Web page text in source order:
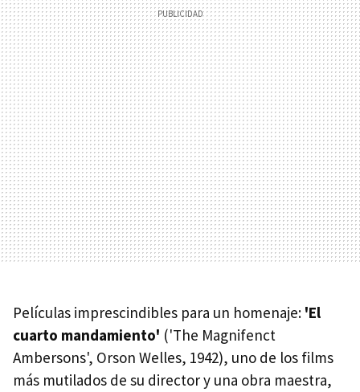
Películas imprescindibles para un homenaje: 'El
cuarto mandamiento' ('The Magnifenct
Ambersons', Orson Welles, 1942), uno de los films
más mutilados de su director y una obra maestra,